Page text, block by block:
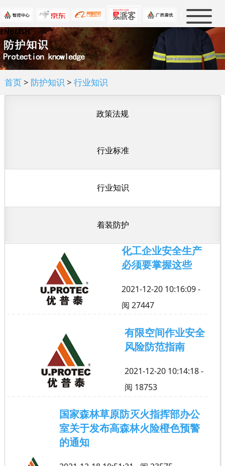
ENGLISH
首页
新闻中心
消防及救援
解决方案
虚位以待
优普泰品牌
社会责任
首页> 防护知识 > 行业知识
政策法规
行业标准
行业知识
着装防护
化工企业安全生产
必须要掌握这些
2021-12-20 10:16:09 -
阅 27447
有限空间作业安全
风险防范指南
2021-12-20 10:14:18 -
阅 18753
国家森林草原防灭火指挥部办公
室关于发布高森林火险橙色预警
的通知